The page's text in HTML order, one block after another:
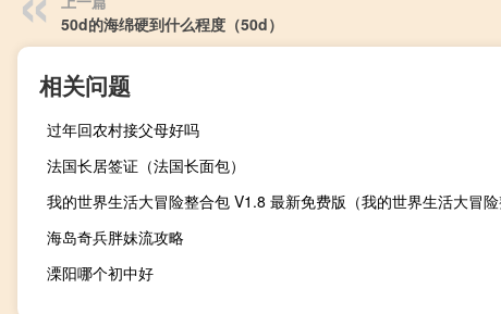
50d的海绵硬到什么程度（50d）
相关问题
过年回农村接父母好吗
法国长居签证（法国长面包）
海岛奇兵胖妹流攻略
溧阳哪个初中好